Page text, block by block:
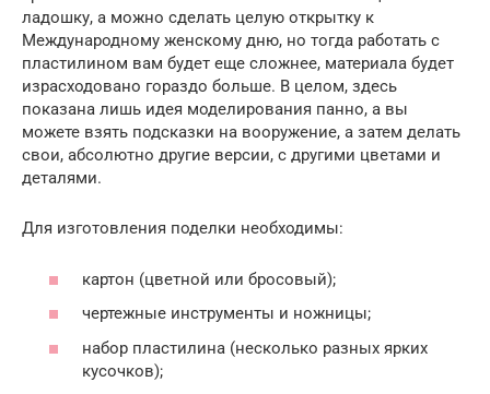
ладошку, а можно сделать целую открытку к
Международному женскому дню, но тогда работать с
пластилином вам будет еще сложнее, материала будет
израсходовано гораздо больше. В целом, здесь
показана лишь идея моделирования панно, а вы
можете взять подсказки на вооружение, а затем делать
свои, абсолютно другие версии, с другими цветами и
деталями.
Для изготовления поделки необходимы:
картон (цветной или бросовый);
чертежные инструменты и ножницы;
набор пластилина (несколько разных ярких
кусочков);